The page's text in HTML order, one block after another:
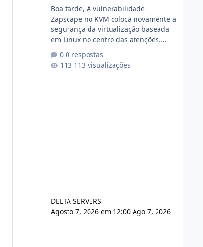
Boa tarde, A vulnerabilidade
Zapscape no KVM coloca novamente a
segurança da virtualização baseada
em Linux no centro das atenções.
ents/dlrxjx23zz5f Criamos uma breve
explicação:
0 respostas
113 visualizações
DELTA SERVERS
Agosto 7, 2026 em 12:00 Ago 7, 2026